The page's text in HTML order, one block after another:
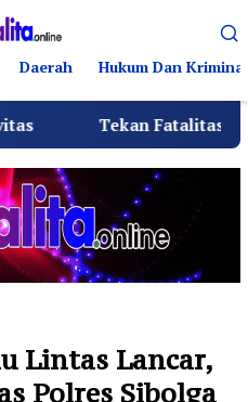
Daerah Hukum Dan Kriminal
Fatalitas Kecelakaan, SMKN
Lintas Lancar,
Polres Sibolga